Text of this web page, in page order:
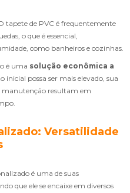
tapete de PVC é frequentemente
o que é essencial,
como banheiros e cozinhas.
é uma solução econômica a
possa ser mais elevado, sua
manutenção resultam em
Versatilidade
é uma de suas
que ele se encaixe em diversos